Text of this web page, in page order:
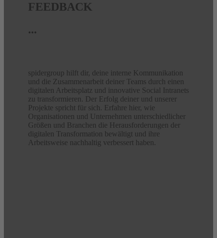
FEEDBACK
...
spidergroup hilft dir, deine interne Kommunikation
und die Zusammenarbeit deiner Teams durch einen
digitalen Arbeitsplatz und innovative Social Intranets
zu transformieren. Der Erfolg deiner und unserer
Projekte spricht für sich. Erfahre hier, wie
Organisationen und Unternehmen unterschiedlicher
Größen und Branchen die Herausforderungen der
digitalen Transformation bewältigt und ihre
Arbeitsweise nachhaltig verbessert haben.